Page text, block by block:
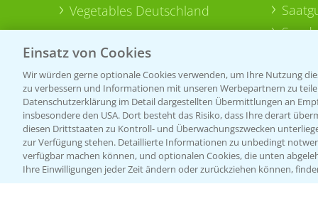
Vegetables Deutschland
Einsatz von Cookies
Wir würden gerne optionale Cookies verwenden, um Ihre Nutzung
zu verbessern und Informationen mit unseren Werbepartnern zu
Datenschutzerklärung im Detail dargestellten Übermittlungen an
insbesondere den USA. Dort besteht das Risiko, dass Ihre derart
diesen Drittstaaten zu Kontroll- und Überwachungszwecken
zur Verfügung stehen. Detaillierte Informationen zu unbedingt
verfügbar machen können, und optionalen Cookies, die unten
Ihre Einwilligungen jeder Zeit ändern oder zurückziehen können,